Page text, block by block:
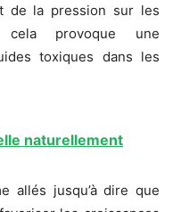
de la pression sur les
cela provoque une
toxiques dans les
naturellement
allés jusqu’à dire que